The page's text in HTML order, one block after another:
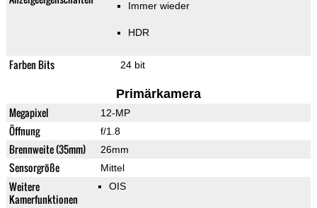
Immer wieder
HDR
Farben Bits 24 bit
Primärkamera
Megapixel 12-MP
Öffnung f/1.8
Brennweite (35mm) 26mm
Sensorgröße Mittel
Weitere
Kamerfunktionen
OIS